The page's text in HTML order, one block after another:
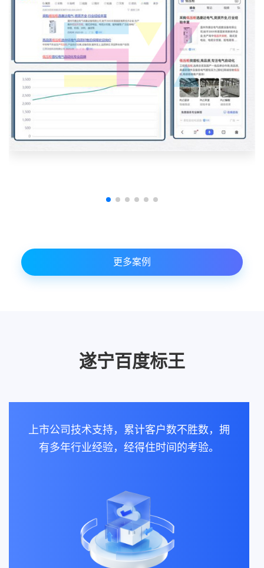
更多案例
遂宁百度标王
上市公司技术支持，累计客户数不胜数，拥
有多年行业经验，经得住时间的考验。